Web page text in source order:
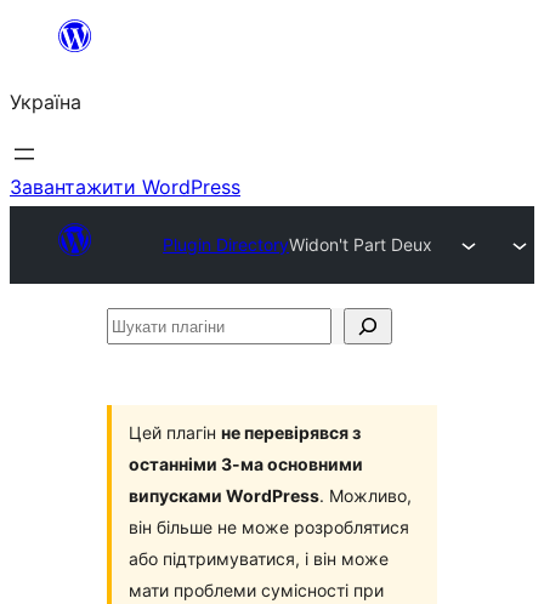
Перейти
вмісту
Україна
Завантажити WordPress
Plugin DirectoryWidon't Part Deux
Шукати
Цей плагін не перевірявся з
останніми 3-ма основними
випусками WordPress. Можливо,
він більше не може розроблятися
або підтримуватися, і він може
мати проблеми сумісності при